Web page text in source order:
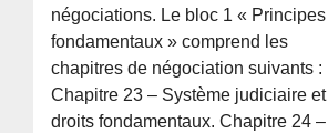
négociations. Le bloc 1 « Principes
fondamentaux » comprend les
chapitres de négociation suivants :
Chapitre 23 – Système judiciaire et
droits fondamentaux. Chapitre 24 –